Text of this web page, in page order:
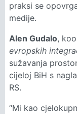
praksi se
medije.
Alen Gudalo,
evropskih
sužavanja
cijeloj BiH s
RS.
“Mi kao